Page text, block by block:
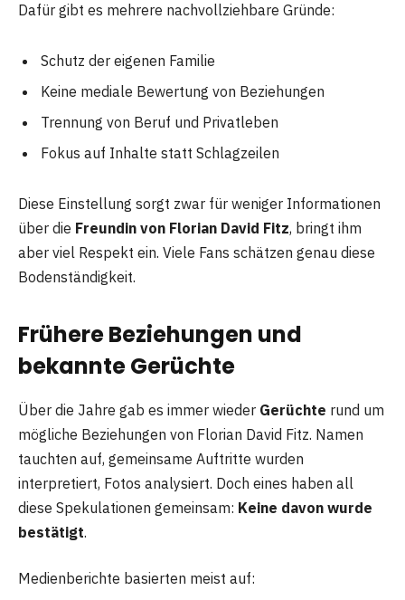
Dafür gibt es mehrere nachvollziehbare Gründe:
Schutz der eigenen Familie
Keine mediale Bewertung von Beziehungen
Trennung von Beruf und Privatleben
Fokus auf Inhalte statt Schlagzeilen
Diese Einstellung sorgt zwar für weniger Informationen
über die Freundin von Florian David Fitz, bringt ihm
aber viel Respekt ein. Viele Fans schätzen genau diese
Bodenständigkeit.
Frühere Beziehungen und
bekannte Gerüchte
Über die Jahre gab es immer wieder Gerüchte rund um
mögliche Beziehungen von Florian David Fitz. Namen
tauchten auf, gemeinsame Auftritte wurden
interpretiert, Fotos analysiert. Doch eines haben all
diese Spekulationen gemeinsam: Keine davon wurde
bestätigt.
Medienberichte basierten meist auf: